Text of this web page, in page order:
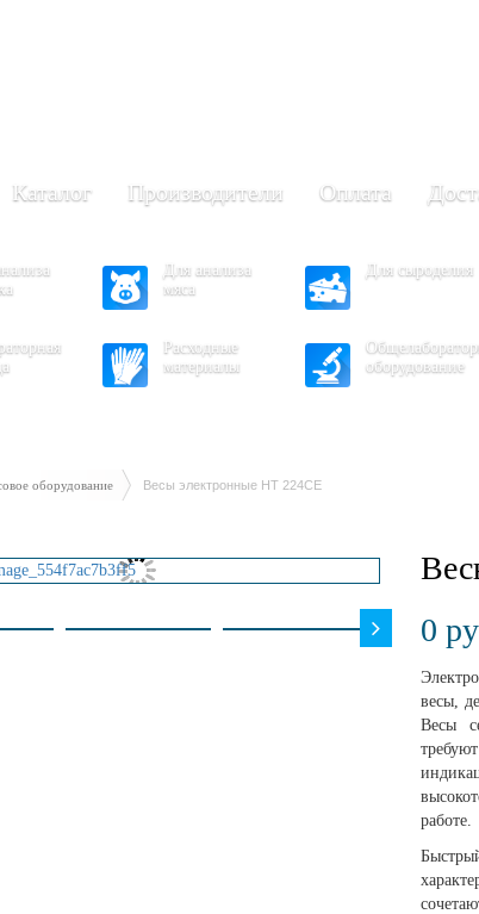
Каталог Производители Оплата
Для анализа
мяса
Для сыроделия
Расходные
материалы
оборудование
оборудование Весы электронные HT 224CE
0
весы,
Весы
работе.